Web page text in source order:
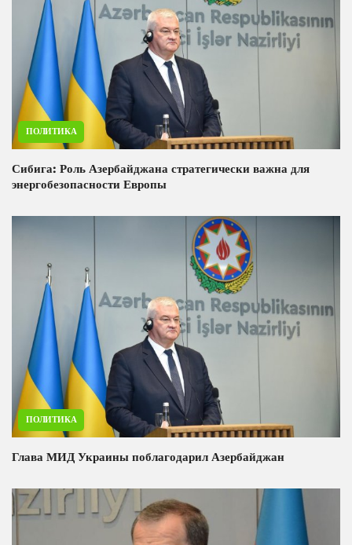
ПОЛИТИКА
Сибига: Роль Азербайджана стратегически важна для
энергобезопасности Европы
ПОЛИТИКА
Глава МИД Украины поблагодарил Азербайджан